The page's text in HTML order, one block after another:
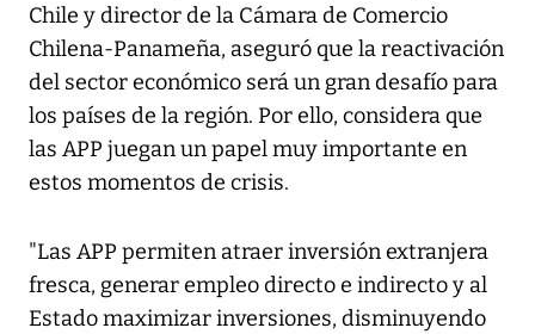
Chile y director de la Cámara de Comercio
Chilena-Panameña, aseguró que la reactivación
del sector económico será un gran desafío para
los países de la región. Por ello, considera que
las APP juegan un papel muy importante en
estos momentos de crisis.
"Las APP permiten atraer inversión extranjera
fresca, generar empleo directo e indirecto y al
Estado maximizar inversiones, disminuyendo